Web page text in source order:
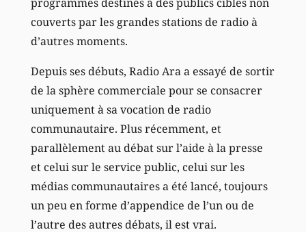
couverts par les grandes stations de radio à
d’autres moments.
Depuis ses débuts, Radio Ara a essayé de sortir
de la sphère commerciale pour se consacrer
uniquement à sa vocation de radio
communautaire. Plus récemment, et
parallèlement au débat sur l’aide à la presse
et celui sur le service public, celui sur les
médias communautaires a été lancé, toujours
un peu en forme d’appendice de l’un ou de
l’autre des autres débats, il est vrai.